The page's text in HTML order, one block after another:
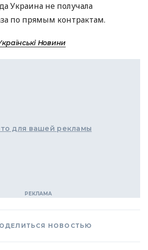
Украина не получала
по прямым контрактам.
Новини
для вашей рекламы
НОВОСТЬЮ